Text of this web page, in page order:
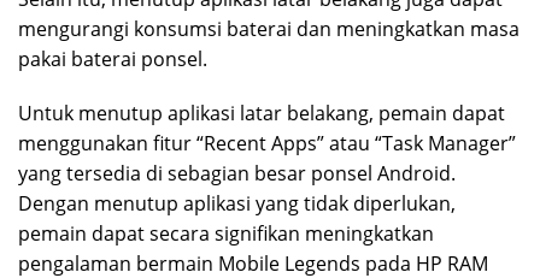
mengurangi konsumsi baterai dan meningkatkan masa
pakai baterai ponsel.
Untuk menutup aplikasi latar belakang, pemain dapat
menggunakan fitur “Recent Apps” atau “Task Manager”
yang tersedia di sebagian besar ponsel Android.
Dengan menutup aplikasi yang tidak diperlukan,
pemain dapat secara signifikan meningkatkan
pengalaman bermain Mobile Legends pada HP RAM